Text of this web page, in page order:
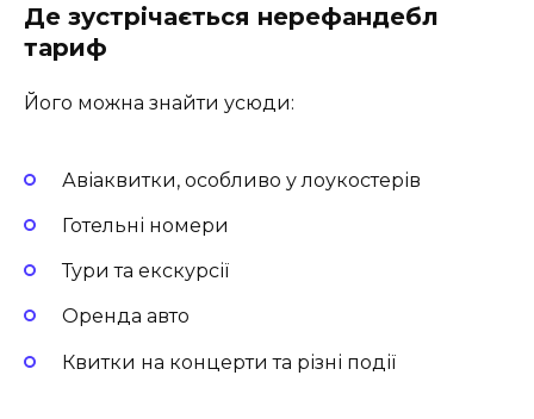
Де зустрічається нерефандебл
тариф
Його можна знайти усюди:
Авіаквитки, особливо у лоукостерів
Готельні номери
Тури та екскурсії
Оренда авто
Квитки на концерти та різні події